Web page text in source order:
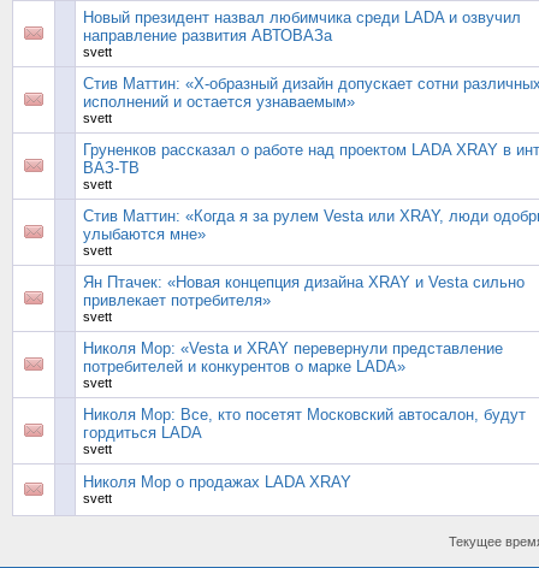
Новый президент назвал любимчика среди LADA и озвучил
направление развития АВТОВАЗа
svett
Стив Маттин: «Х-образный дизайн допускает сотни
исполнений и остается узнаваемым»
svett
Груненков рассказал о работе над проектом LADA XRAY в
ВАЗ-ТВ
svett
Стив Маттин: «Когда я за рулем Vesta или XRAY, люди
улыбаются мне»
svett
Ян Птачек: «Новая концепция дизайна XRAY и Vesta сильно
привлекает потребителя»
svett
Николя Мор: «Vesta и ХRAY перевернули представление
потребителей и конкурентов о марке LADA»
svett
Николя Мор: Все, кто посетят Московский автосалон, будут
гордиться LADA
svett
Николя Мор о продажах LADA XRAY
svett
Текущее